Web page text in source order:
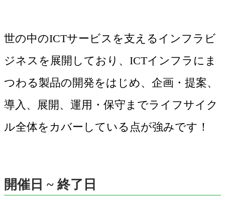
世の中のICTサービスを支えるインフラビ
ジネスを展開しており、ICTインフラにま
つわる製品の開発をはじめ、企画・提案、
導入、展開、運用・保守までライフサイク
開催日 ~ 終了日